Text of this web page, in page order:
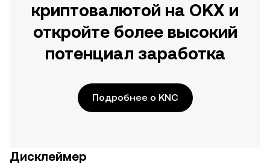
криптовалютой на OKX и
откройте более высокий
потенциал заработка
Подробнее о KNC
Дисклеймер